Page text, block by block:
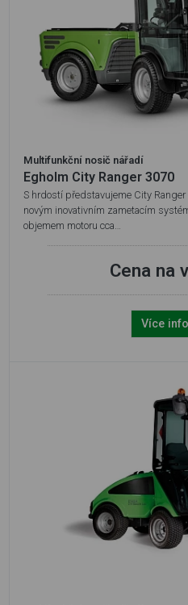
Multifunkční nosič nářadí
Egholm City Ranger 3070
S hrdostí představujeme City
novým inovativním zametacím
objemem motoru cca…
Cena na
Více